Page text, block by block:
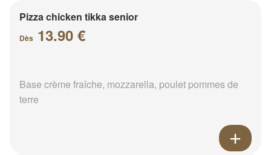
Pizza chicken tikka senior
Dès 13.90 €
Base crème fraîche, mozzarella, poulet pommes de
terre